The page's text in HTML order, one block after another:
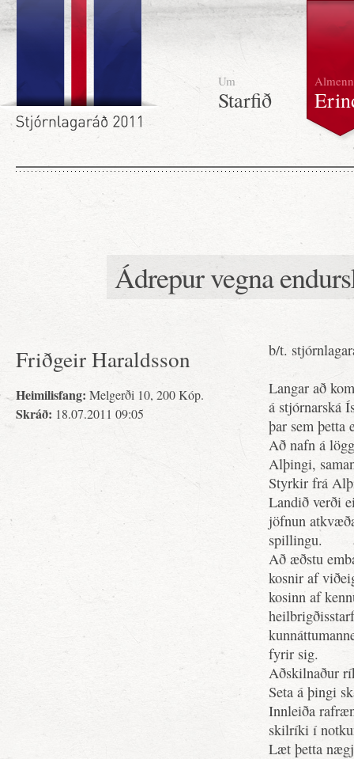
Um
Starfið
Almenn
Ádrepur vegna
Friðgeir Haraldsson
Heimilisfang: Melgerði 10, 200 Kóp.
Skráð: 18.07.2011 09:05
b/t.
Langar að
á stjórnarská
þar sem þetta
Að nafn á
Alþingi,
Styrkir frá
Landið verði
jöfnun
spillingu.
Að æðstu
kosnir af
kosinn af
fyrir sig.
Aðskilnaður
Seta á þingi
Innleiða
skilríki í
Læt þetta